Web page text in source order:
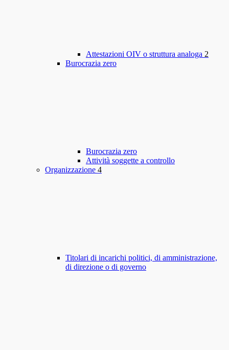
Attestazioni OIV o struttura analoga 2
Burocrazia zero
Burocrazia zero
Attività soggette a controllo
Organizzazione 4
Titolari di incarichi politici, di amministrazione,
di direzione o di governo